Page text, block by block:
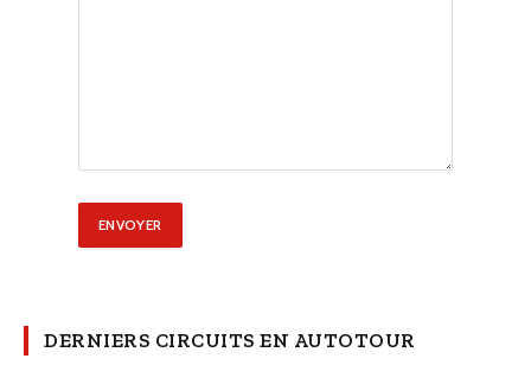
DERNIERS CIRCUITS EN AUTOTOUR